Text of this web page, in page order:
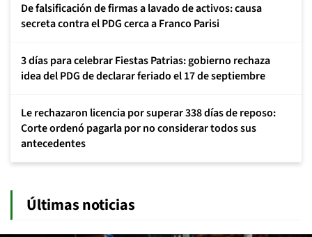
De falsificación de firmas a lavado de activos: causa
secreta contra el PDG cerca a Franco Parisi
3 días para celebrar Fiestas Patrias: gobierno rechaza
idea del PDG de declarar feriado el 17 de septiembre
Le rechazaron licencia por superar 338 días de reposo:
Corte ordenó pagarla por no considerar todos sus
antecedentes
Últimas noticias